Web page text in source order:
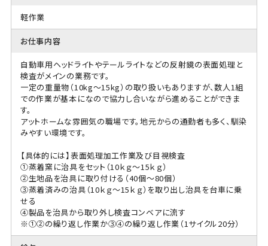
軽作業
お仕事内容
自動車用ヘッドライトやテールライトなどの反射鏡の表面処理と
検査がメインの業務です。
一定の重量物（10kg～15kg）の取り扱いもありますが、数人1組
での作業が基本になので協力し合いながら進めることができま
す。
アットホームな雰囲気の職場です。地元からの通勤者も多く、馴染
みやすい環境です。
【具体的には】表面処理加工作業及び目視検査
①蒸着窯に治具をセット（10ｋｇ～15ｋｇ）
②生地品を治具に取り付ける（40個～80個）
③蒸着済みの治具（10ｋｇ～15ｋｇ）を取り出し治具を台車に乗
せる
④製品を治具から取り外し検査コンベアに流す
※①②の繰り返し作業か③④の繰り返し作業（1サイクル20分）